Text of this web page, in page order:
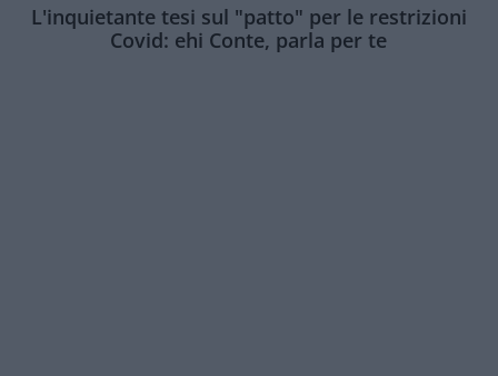
L'inquietante tesi sul "patto" per le restrizioni
Covid: ehi Conte, parla per te